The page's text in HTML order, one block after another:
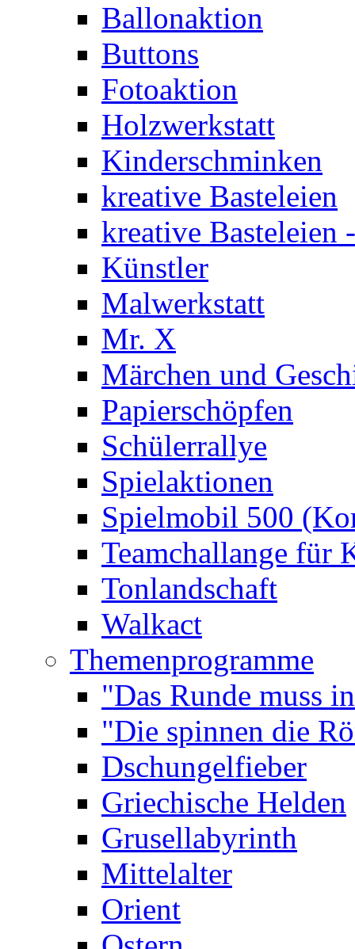
Ballonaktion
Buttons
Fotoaktion
Holzwerkstatt
Kinderschminken
kreative Basteleien
kreative Basteleien
Künstler
Malwerkstatt
Mr. X
Märchen und
Papierschöpfen
Schülerrallye
Spielaktionen
Spielmobil 500
Teamchallange für
Tonlandschaft
Walkact
Themenprogramme
"Das Runde muss
"Die spinnen die
Dschungelfieber
Griechische Helden
Grusellabyrinth
Mittelalter
Orient